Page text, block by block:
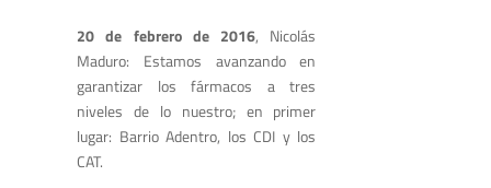
20 de febrero de 2016, Nicolás
Maduro: Estamos avanzando en
garantizar los fármacos a tres
niveles de lo nuestro; en primer
lugar: Barrio Adentro, los CDI y los
CAT.